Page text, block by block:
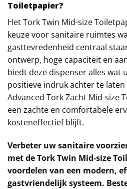
Toiletpapier?
Het Tork Twin Mid-size
keuze voor sanitaire ruimtes
gasttevredenheid centraal
ontwerp, hoge capaciteit en
biedt deze dispenser alles wat
positieve indruk achter te
Advanced Tork Zacht Mid-size
een zachte en comfortabele
kosteneffectief blijft.
Verbeter uw sanitaire
met de Tork Twin Mid-size
voordelen van een modern,
gastvriendelijk systeem.